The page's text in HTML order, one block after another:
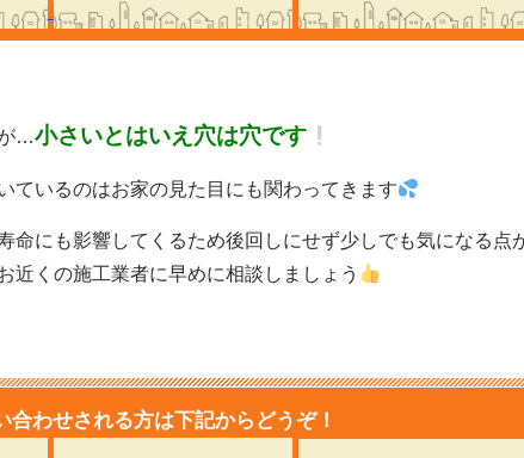
…小さいとはいえ穴は穴です
ているのはお家の見た目にも関わってきます
命にも影響してくるため後回しにせず少しでも気になる点
近くの施工業者に早めに相談しましょう
合わせされる方は下記からどうぞ！